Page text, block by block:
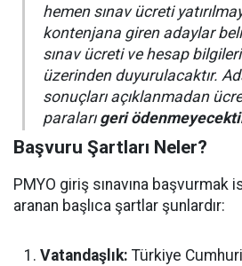
hemen sınav ücreti
kontenjana giren adaylar
sınav ücreti ve hesap
üzerinden duyurulacaktır.
sonuçları açıklanmadan
paraları geri
Başvuru Şartları Neler?
PMYO giriş sınavına başvurmak
aranan başlıca şartlar şunlardır:
Vatandaşlık: Türkiye